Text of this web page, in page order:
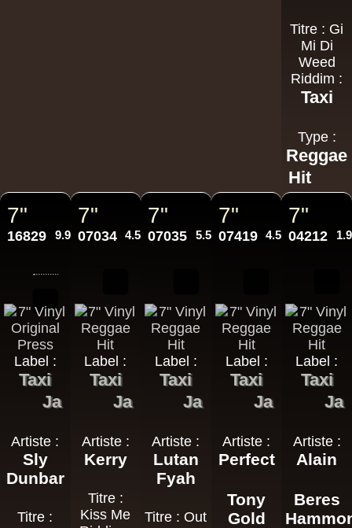
Titre : Gi
Mi Di
Weed
Riddim :
Taxi
Type :
Reggae
Hit
7"
16829 9.95€
Label :
Taxi
Ja
Artiste :
Sly
Dunbar
Titre :
7"
07034 4.50€
Label :
Taxi
Ja
Artiste :
Kerry
Titre :
Kiss Me
7"
07035 5.50€
Label :
Taxi
Ja
Artiste :
Lutan
Fyah
Titre : Out
7"
07419 4.50€
Label :
Taxi
Ja
Artiste :
Perfect
Tony
Gold
7"
04212
Label :
Taxi
Ja
Artiste :
Alain
Beres